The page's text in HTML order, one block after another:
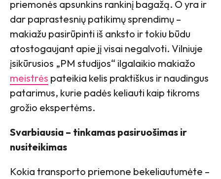
priemonės apsunkins rankinį bagažą. O yra ir
dar paprastesnių patikimų sprendimų –
makiažu pasirūpinti iš anksto ir tokiu būdu
atostogaujant apie jį visai negalvoti. Vilniuje
įsikūrusios „PM studijos“ ilgalaikio makiažo
meistrės pateikia kelis praktiškus ir naudingus
patarimus, kurie padės keliauti kaip tikroms
grožio ekspertėms.
Svarbiausia – tinkamas pasiruošimas ir
nusiteikimas
Kokia transporto priemone bekeliautumėte –